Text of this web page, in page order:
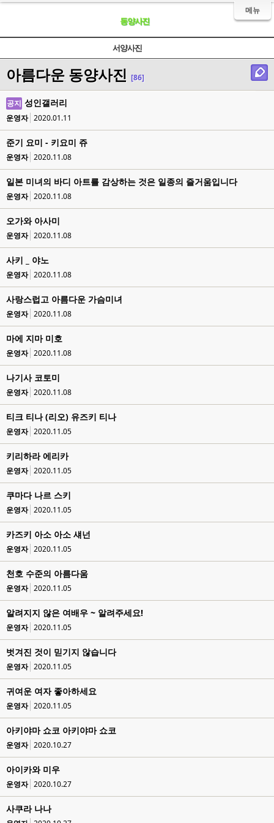
메뉴
동양사진
서양사진
아름다운 동양사진 [86]
공지 성인갤러리
운영자 2020.01.11
준기 요미 - 키요미 쥬
운영자 2020.11.08
일본 미녀의 바디 아트를 감상하는 것은 일종의 즐거움입니다
운영자 2020.11.08
오가와 아사미
운영자 2020.11.08
사키 _ 야노
운영자 2020.11.08
사랑스럽고 아름다운 가슴미녀
운영자 2020.11.08
마에 지마 미호
운영자 2020.11.08
나기사 코토미
운영자 2020.11.08
티크 티나 (리오) 유즈키 티나
운영자 2020.11.05
키리하라 에리카
운영자 2020.11.05
쿠마다 나르 스키
운영자 2020.11.05
카즈키 아소 아소 섀넌
운영자 2020.11.05
천호 수준의 아름다움
운영자 2020.11.05
알려지지 않은 여배우 ~ 알려주세요!
운영자 2020.11.05
벗겨진 것이 믿기지 않습니다
운영자 2020.11.05
귀여운 여자 좋아하세요
운영자 2020.11.05
아키야마 쇼코 아키야마 쇼코
운영자 2020.10.27
아이카와 미우
운영자 2020.10.27
사쿠라 나나